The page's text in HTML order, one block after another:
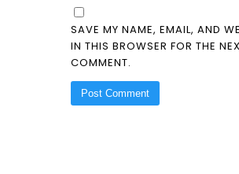
SAVE MY NAME, EMAIL, AND
IN THIS BROWSER FOR THE
COMMENT.